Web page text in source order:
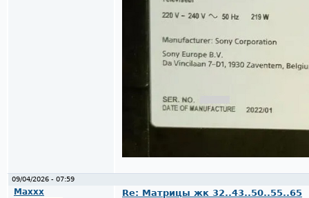
09/04/2026 - 07:59
Maxxx
Re: Матрицы жк 32..43..50..55..65